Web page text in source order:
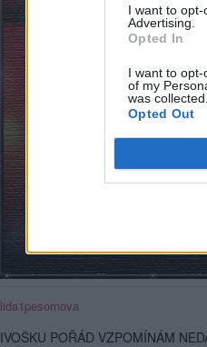
I want to
Advertising.
Opted In
I want to
of my
was collected.
Opted Out
lida1pesornova
IVOŠKU POŘÁD VZPOMÍNÁM